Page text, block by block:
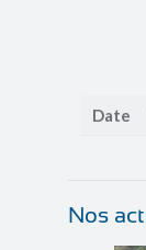
Date
Nos